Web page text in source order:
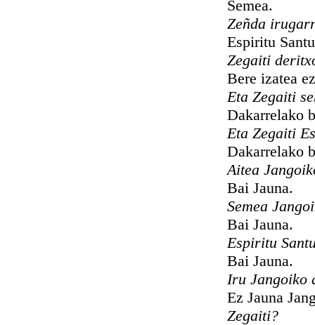
Semea.
Zeñda
Espiritu
Zegaiti
Bere izatea
Eta Zegaiti
Dakarrelako
Eta Zegaiti
Dakarrelako
Aitea
Bai Jauna.
Semea
Bai Jauna.
Espiritu
Bai Jauna.
Iru Jangoiko
Ez Jauna
Zegaiti?